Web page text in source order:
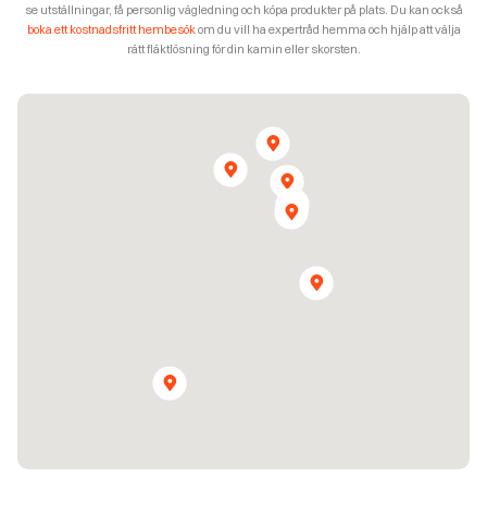
se utställningar, få personlig vägledning och köpa produkter på plats. Du kan också
boka ett kostnadsfritt hembesökom du vill ha expertråd hemma och hjälp att välja
rätt fläktlösning för din kamin eller skorsten.